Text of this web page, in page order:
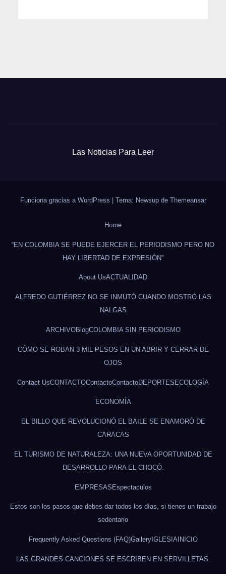
Las Noticias Para Leer
Funciona gracias a WordPress Tema: Newsup de Themeansar
Home
“EN COLOMBIA SE PUEDE EJERCER EL PERIODISMO PERO NO
HAY LIBERTAD DE EXPRESIÓN”
About UsACTUALIDAD
ALFREDO GUTIÉRREZ NO SE INMUTÓ CUANDO MOSTRÓ LAS
NALGAS
ARCHIVOBlogCOLOMBIA SIN PERIODISMO
CÓMO SE ROBAN 3 MIL PESOS EN UN ABRIR Y CERRAR DE
OJOS
Contact UsCONTACTOContactoContactoDEPORTESECOLOGÍA
ECONOMÍA
EL BILLO QUE REVOLUCIONÓ EL BAILE SE ENAMORÓ DE
CARACAS
EL TURISMO DE NATURALEZA: UNA NUEVA OPORTUNIDAD DE
DESARROLLO PARA EL CHOCÓ.
EMPRESASEspectaculos
Estos son los pasos que debes dar todos los días, si tienes un trabajo
sedentario
Frequently Asked Questions (FAQ)GalleryIGLESIAINICIO
LAS GRANDES CANCIONES SE ESCRIBEN EN SERVILLETAS.